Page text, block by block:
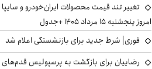
تغییر تند قیمت محصولات ایران‌خودرو و سایپا
امروز پنجشنبه ۱۵ مرداد ۱۴۰۵ +جدول
فوری| شرط جدید برای بازنشستگی اعلام شد
رضاییان برای بازگشت به پرسپولیس قدم‌های